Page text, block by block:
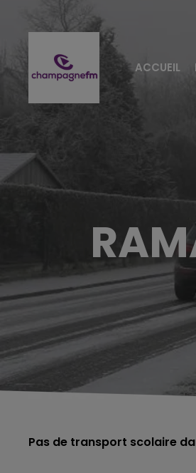
ACCUEIL
Pas de transport scolaire